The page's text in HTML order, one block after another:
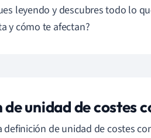
leyendo y descubres todo lo
y cómo te afectan?
unidad de costes
definición de unidad de costes